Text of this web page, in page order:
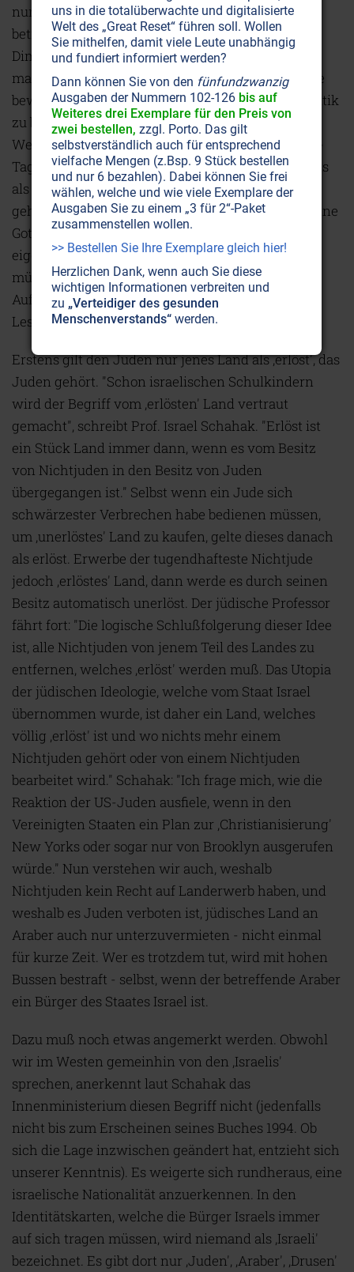
nur von einem weltlichen Standpunkt aus zu
betrachten. Es wohnt ihr eine immense religiöse
Dimension inne, auch wenn diese die jeweils
machthabenden Regierungen nicht in erster Linie
bewogen haben mag, eine offensive Siedlungspolitik
zu betreiben. Ultraorthodoxe Siedler im
Westjordanland glauben, daß die im 1967er Sechs-
Tage-Krieg eroberten Gebiete westlich des Jordans
als Judäa und Samaria zum biblischen Israel
gehören. Dieses Land aufzugeben, halten sie für eine
Gotteslästerung, gegen die sie notfalls mit dem
eigenen Blut Widerstand leisten müssen. Dazu
müssen zwei grundsätzliche judaistische
Auffassungen erklärt werden, soll ein christlicher
Leser diese Haltung verstehen.
Erstens gilt den Juden nur jenes Land als ‚erlöst', das
Juden gehört. "Schon israelischen Schulkindern
wird der Begriff vom ‚erlösten' Land vertraut
gemacht", schreibt Prof. Israel Schahak. "Erlöst ist
ein Stück Land immer dann, wenn es vom Besitz
von Nichtjuden in den Besitz von Juden
übergegangen ist." Selbst wenn ein Jude sich
schwärzester Verbrechen habe bedienen müssen,
um ‚unerlöstes' Land zu kaufen, gelte dieses danach
als erlöst. Erwerbe der tugendhafteste Nichtjude
jedoch ‚erlöstes' Land, dann werde es durch seinen
Besitz automatisch unerlöst. Der jüdische Professor
fährt fort: "Die logische Schlußfolgerung dieser Idee
ist, alle Nichtjuden von jenem Teil des Landes zu
entfernen, welches ‚erlöst' werden muß. Das Utopia
der jüdischen Ideologie, welche vom Staat Israel
übernommen wurde, ist daher ein Land, welches
völlig ‚erlöst' ist und wo nichts mehr einem
Nichtjuden gehört oder von einem Nichtjuden
bearbeitet wird." Schahak: "Ich frage mich, wie die
Reaktion der US-Juden ausfiele, wenn in den
Vereinigten Staaten ein Plan zur ‚Christianisierung'
New Yorks oder sogar nur von Brooklyn ausgerufen
würde." Nun verstehen wir auch, weshalb
Nichtjuden kein Recht auf Landerwerb haben, und
weshalb es Juden verboten ist, jüdisches Land an
Araber auch nur unterzuvermieten - nicht einmal
für kurze Zeit. Wer es trotzdem tut, wird mit hohen
Bussen bestraft - selbst, wenn der betreffende Araber
ein Bürger des Staates Israel ist.
Dazu muß noch etwas angemerkt werden. Obwohl
wir im Westen gemeinhin von den ,Israelis'
sprechen, anerkennt laut Schahak das
Innenministerium diesen Begriff nicht (jedenfalls
nicht bis zum Erscheinen seines Buches 1994. Ob
sich die Lage inzwischen geändert hat, entzieht sich
unserer Kenntnis). Es weigerte sich rundheraus, eine
israelische Nationalität anzuerkennen. In den
Identitätskarten, welche die Bürger Israels immer
auf sich tragen müssen, wird niemand als ‚Israeli'
bezeichnet. Es gibt dort nur ‚Juden', ‚Araber', ‚Drusen'
uns in die totalüberwachte und digitalisierte
Welt des „Great Reset“ führen soll. Wollen
Sie mithelfen, damit viele Leute unabhängig
und fundiert informiert werden?
Dann können Sie von den fünfundzwanzig
Ausgaben der Nummern 102-126 bis auf
Weiteres drei Exemplare für den Preis von
zwei bestellen, zzgl. Porto. Das gilt
selbstverständlich auch für entsprechend
vielfache Mengen (z.Bsp. 9 Stück bestellen
und nur 6 bezahlen). Dabei können Sie frei
wählen, welche und wie viele Exemplare der
Ausgaben Sie zu einem „3 für 2“-Paket
zusammenstellen wollen.
>> Bestellen Sie Ihre Exemplare gleich hier!
Herzlichen Dank, wenn auch Sie diese
wichtigen Informationen verbreiten und
zu „Verteidiger des gesunden
Menschenverstands“ werden.